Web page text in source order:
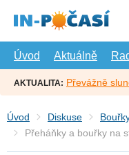
hlavní
Úvod
Aktuálně
AKTUALITA: Převážně
Úvod Diskuse
Přeháňky a bouřky na